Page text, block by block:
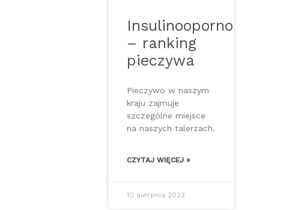
Insulinooporność
– ranking
pieczywa
Pieczywo w naszym
kraju zajmuje
szczególne miejsce
na naszych talerzach.
CZYTAJ WIĘCEJ »
10 sierpnia 2022